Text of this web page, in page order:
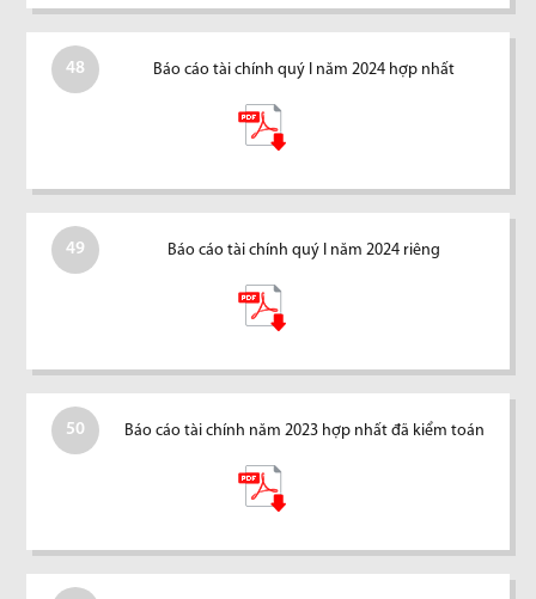
48 Báo cáo tài chính quý I năm 2024 hợp nhất
49 Báo cáo tài chính quý I năm 2024 riêng
50 Báo cáo tài chính năm 2023 hợp nhất đã kiểm toán